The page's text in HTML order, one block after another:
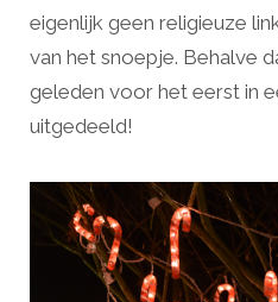
eigenlijk geen religieuze
van het snoepje. Behalve
geleden voor het eerst in
uitgedeeld!